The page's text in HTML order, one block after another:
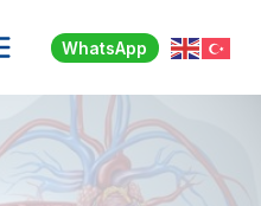
WhatsApp